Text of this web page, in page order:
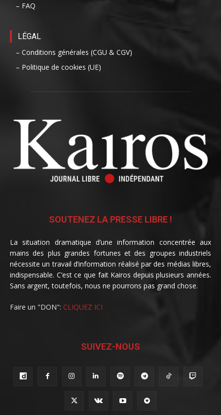
– FAQ
LÉGAL
– Conditions générales (CGU & CGV)
– Politique de cookies (UE)
SOUTENEZ LA PRESSE LIBRE !
La situation dramatique d’une information concentrée aux
mains des plus grandes fortunes et des groupes industriels
nécessite un travail d’information réalisé par des médias libres,
indispensable. C’est ce que fait Kairos depuis plusieurs années.
Sans argent, toutefois, nous ne pourrons pas grand chose.
Faire un "DON": CLIQUEZ ICI
SUIVEZ-NOUS